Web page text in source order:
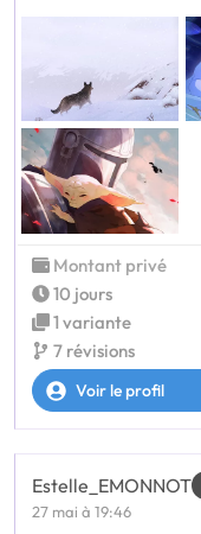
Montant privé
10 jours
1 variante
7 révisions
Voir le profil
Estelle_EMONNOT
27 mai à 19:46